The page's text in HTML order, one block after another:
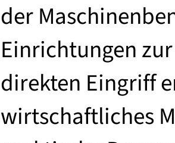
der
Einrichtungen
direkten Eingriff
wirtschaftliches